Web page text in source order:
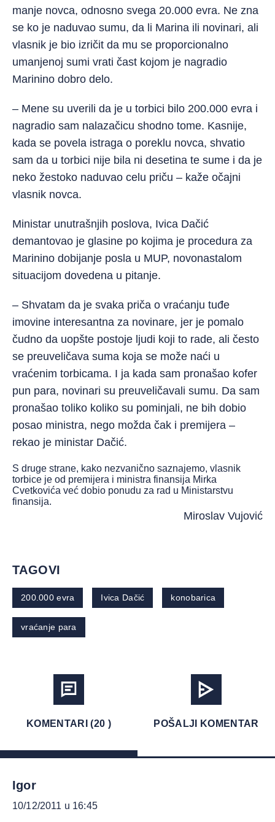
manje novca, odnosno svega 20.000 evra. Ne zna
se ko je naduvao sumu, da li Marina ili novinari, ali
vlasnik je bio izričit da mu se proporcionalno
umanjenoj sumi vrati čast kojom je nagradio
Marinino dobro delo.
– Mene su uverili da je u torbici bilo 200.000 evra i
nagradio sam nalazačicu shodno tome. Kasnije,
kada se povela istraga o poreklu novca, shvatio
sam da u torbici nije bila ni desetina te sume i da je
neko žestoko naduvao celu priču – kaže očajni
vlasnik novca.
Ministar unutrašnjih poslova, Ivica Dačić
demantovao je glasine po kojima je procedura za
Marinino dobijanje posla u MUP, novonastalom
situacijom dovedena u pitanje.
– Shvatam da je svaka priča o vraćanju tuđe
imovine interesantna za novinare, jer je pomalo
čudno da uopšte postoje ljudi koji to rade, ali često
se preuveličava suma koja se može naći u
vraćenim torbicama. I ja kada sam pronašao kofer
pun para, novinari su preuveličavali sumu. Da sam
pronašao toliko koliko su pominjali, ne bih dobio
posao ministra, nego možda čak i premijera –
rekao je ministar Dačić.
S druge strane, kako nezvanično saznajemo, vlasnik
torbice je od premijera i ministra finansija Mirka
Cvetkovića već dobio ponudu za rad u Ministarstvu
finansija.
Miroslav Vujović
TAGOVI
200.000 evra Ivica Dačić konobarica
vraćanje para
KOMENTARI (20 ) POŠALJI KOMENTAR
Igor
10/12/2011 u 16:45